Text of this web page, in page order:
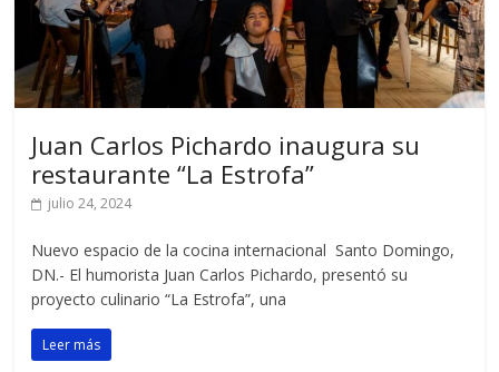
Juan Carlos Pichardo inaugura su
restaurante “La Estrofa”
julio 24, 2024
Nuevo espacio de la cocina internacional Santo Domingo,
DN.- El humorista Juan Carlos Pichardo, presentó su
proyecto culinario “La Estrofa”, una
Leer más